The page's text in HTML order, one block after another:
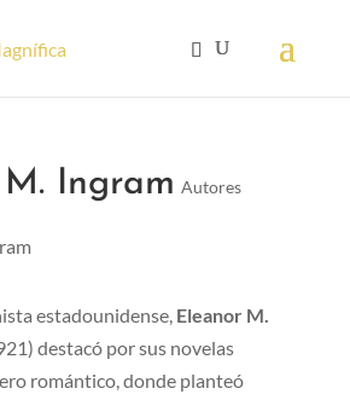
Ingram Autores
estadounidense, Eleanor M.
destacó por sus novelas
romántico, donde planteó